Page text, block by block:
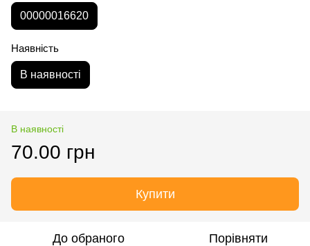
00000016620
Наявність
В наявності
В наявності
70.00 грн
Купити
До обраного Порівняти